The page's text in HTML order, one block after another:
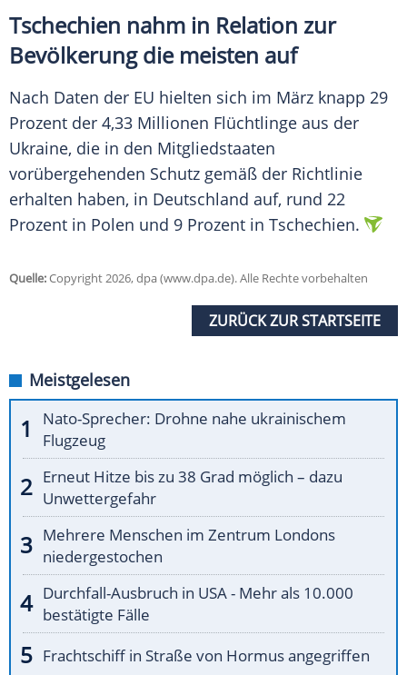
Tschechien nahm in Relation zur
Bevölkerung die meisten auf
Nach Daten der EU hielten sich im März knapp 29
Prozent der 4,33 Millionen Flüchtlinge aus der
Ukraine, die in den Mitgliedstaaten
vorübergehenden Schutz gemäß der Richtlinie
erhalten haben, in Deutschland auf, rund 22
Prozent in Polen und 9 Prozent in Tschechien.
Quelle:Copyright 2026, dpa (www.dpa.de). Alle Rechte vorbehalten
ZURÜCK ZUR STARTSEITE
Meistgelesen
Nato-Sprecher: Drohne nahe ukrainischem
Flugzeug
Erneut Hitze bis zu 38 Grad möglich – dazu
Unwettergefahr
Mehrere Menschen im Zentrum Londons
niedergestochen
Durchfall-Ausbruch in USA - Mehr als 10.000
bestätigte Fälle
Frachtschiff in Straße von Hormus angegriffen